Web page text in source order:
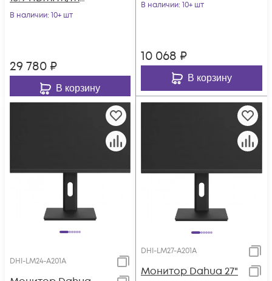
матовая HAS Piv
В наличии: 10+ шт
29 780 ₽
В корзину
В наличии: 10+ шт
10 068 ₽
В корзину
DHI-LM24-A201A
DHI-LM27-A201A
Монитор Dahua 27"